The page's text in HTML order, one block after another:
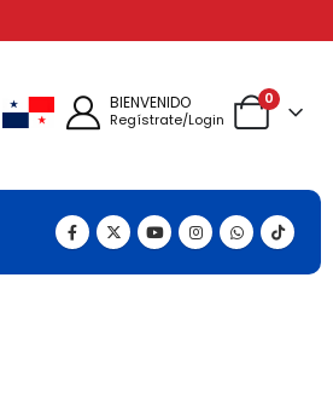
BIENVENIDO
Regístrate/Login
0